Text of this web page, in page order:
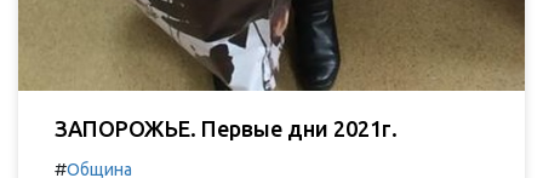
ЗАПОРОЖЬЕ. Первые дни 2021г.
#Община